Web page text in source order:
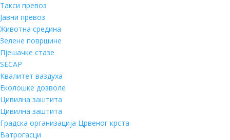
Такси превоз
Јавни превоз
Животна средина
Зелене површине
Пјешачке стазе
SECAP
Квалитет ваздуха
Еколошке дозволе
Цивилна заштита
Цивилна заштита
Градска организација Црвеног крста
Ватрогасци